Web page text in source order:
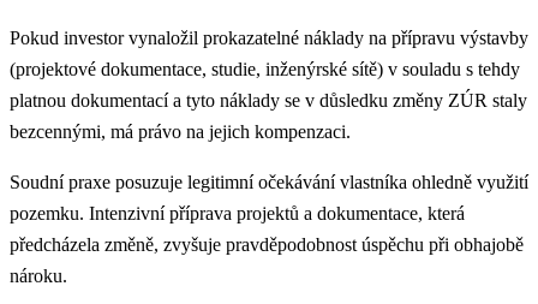
Pokud investor vynaložil prokazatelné náklady na přípravu výstavby
(projektové dokumentace, studie, inženýrské sítě) v souladu s tehdy
platnou dokumentací a tyto náklady se v důsledku změny ZÚR staly
bezcennými, má právo na jejich kompenzaci.
Soudní praxe posuzuje legitimní očekávání vlastníka ohledně využití
pozemku. Intenzivní příprava projektů a dokumentace, která
předcházela změně, zvyšuje pravděpodobnost úspěchu při obhajobě
nároku.